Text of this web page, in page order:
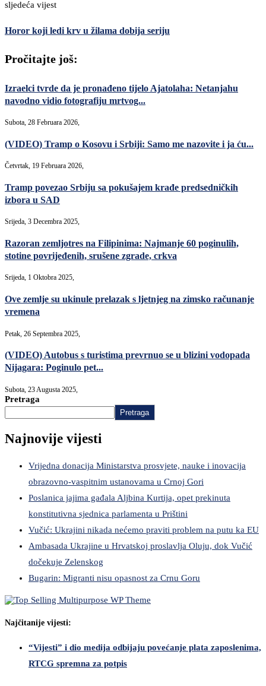
sljedeća vijest
Horor koji ledi krv u žilama dobija seriju
Pročitajte još:
Izraelci tvrde da je pronađeno tijelo Ajatolaha: Netanjahu
navodno vidio fotografiju mrtvog...
Subota, 28 Februara 2026,
(VIDEO) Tramp o Kosovu i Srbiji: Samo me nazovite i ja ću...
Četvrtak, 19 Februara 2026,
Tramp povezao Srbiju sa pokušajem krađe predsedničkih
izbora u SAD
Srijeda, 3 Decembra 2025,
Razoran zemljotres na Filipinima: Najmanje 60 poginulih,
stotine povrijeđenih, srušene zgrade, crkva
Srijeda, 1 Oktobra 2025,
Ove zemlje su ukinule prelazak s ljetnjeg na zimsko računanje
vremena
Petak, 26 Septembra 2025,
(VIDEO) Autobus s turistima prevrnuo se u blizini vodopada
Nijagara: Poginulo pet...
Subota, 23 Augusta 2025,
Pretraga
Pretraga
Najnovije vijesti
Vrijedna donacija Ministarstva prosvjete, nauke i inovacija
obrazovno-vaspitnim ustanovama u Crnoj Gori
Poslanica jajima gađala Aljbina Kurtija, opet prekinuta
konstitutivna sjednica parlamenta u Prištini
Vučić: Ukrajini nikada nećemo praviti problem na putu ka EU
Ambasada Ukrajine u Hrvatskoj proslavlja Oluju, dok Vučić
dočekuje Zelenskog
Bugarin: Migranti nisu opasnost za Crnu Goru
Najčitanije vijesti:
“Vijesti” i dio medija odbijaju povećanje plata zaposlenima,
RTCG spremna za potpis